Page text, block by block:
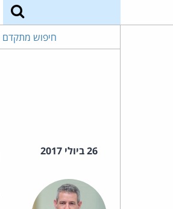
חיפוש מתקדם
26 ביולי 2017